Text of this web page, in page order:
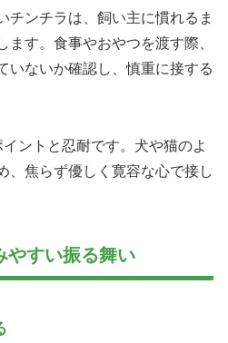
チンチラは、飼い主に慣れるま
ます。食事やおやつを渡す際、
いないか確認し、慎重に接する
ントと忍耐です。犬や猫のよ
、焦らず優しく寛容な心で接し
やすい振る舞い